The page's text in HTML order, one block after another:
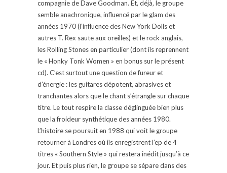
compagnie de Dave Goodman. Et, déjà, le groupe
semble anachronique, influencé par le glam des
années 1970 (l’influence des New York Dolls et
autres T. Rex saute aux oreilles) et le rock anglais,
les Rolling Stones en particulier (dont ils reprennent
le « Honky Tonk Women » en bonus sur le présent
cd). C’est surtout une question de fureur et
d’énergie : les guitares dépotent, abrasives et
tranchantes alors que le chant s’étrangle sur chaque
titre. Le tout respire la classe déglinguée bien plus
que la froideur synthétique des années 1980.
L’histoire se poursuit en 1988 qui voit le groupe
retourner à Londres où ils enregistrent l’ep de 4
titres « Southern Style » qui restera inédit jusqu’à ce
jour. Et puis plus rien, le groupe se sépare dans des